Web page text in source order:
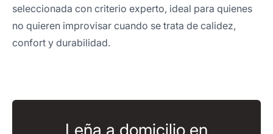
seleccionada con criterio experto, ideal para quienes
no quieren improvisar cuando se trata de calidez,
confort y durabilidad.
Leña a domicilio en